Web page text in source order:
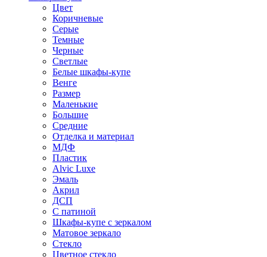
Цвет
Коричневые
Серые
Темные
Черные
Светлые
Белые шкафы-купе
Венге
Размер
Маленькие
Большие
Средние
Отделка и материал
МДФ
Пластик
Alvic Luxe
Эмаль
Акрил
ДСП
С патиной
Шкафы-купе с зеркалом
Матовое зеркало
Стекло
Цветное стекло